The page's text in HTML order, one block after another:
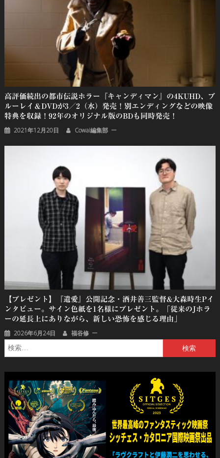
高評価続出の都市伝説ホラー『キャンディマン』の4KUHD、ブ
ルーレイ＆DVDが3／2（⽔）発売！別エンディングなどの映像
特典を収録！92年のオリジナル版のBDも同時発売！
2021年12月20日 Cowai編集部
【プレゼント】『遺愛』公開記念・酒井善三監督&大森時生Pイ
ンタビュー。サイン色紙を1名様にプレゼント。「従来のJホラ
ーの延長上にありながら、新しい恐怖を感じる理由」
2026年6月24日 福谷修
索: